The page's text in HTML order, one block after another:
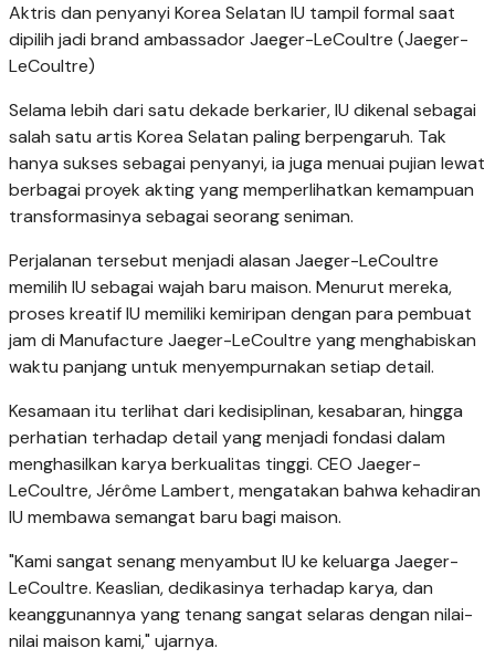
Aktris dan penyanyi Korea Selatan IU tampil formal saat
dipilih jadi brand ambassador Jaeger-LeCoultre (Jaeger-
LeCoultre)
Selama lebih dari satu dekade berkarier, IU dikenal sebagai
salah satu artis Korea Selatan paling berpengaruh. Tak
hanya sukses sebagai penyanyi, ia juga menuai pujian lewat
berbagai proyek akting yang memperlihatkan kemampuan
transformasinya sebagai seorang seniman.
Perjalanan tersebut menjadi alasan Jaeger-LeCoultre
memilih IU sebagai wajah baru maison. Menurut mereka,
proses kreatif IU memiliki kemiripan dengan para pembuat
jam di Manufacture Jaeger-LeCoultre yang menghabiskan
waktu panjang untuk menyempurnakan setiap detail.
Kesamaan itu terlihat dari kedisiplinan, kesabaran, hingga
perhatian terhadap detail yang menjadi fondasi dalam
menghasilkan karya berkualitas tinggi. CEO Jaeger-
LeCoultre, Jérôme Lambert, mengatakan bahwa kehadiran
IU membawa semangat baru bagi maison.
"Kami sangat senang menyambut IU ke keluarga Jaeger-
LeCoultre. Keaslian, dedikasinya terhadap karya, dan
keanggunannya yang tenang sangat selaras dengan nilai-
nilai maison kami," ujarnya.